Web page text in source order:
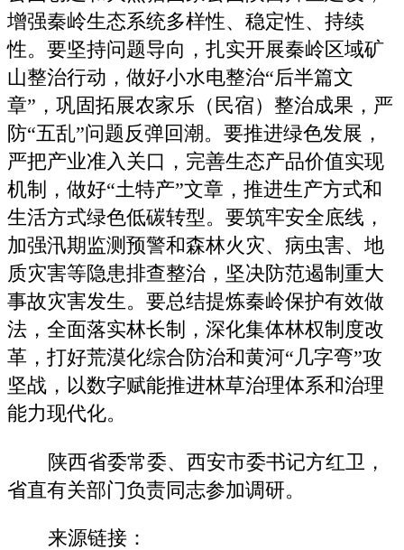
增强秦岭生态系统多样性、稳定性、持续
性。要坚持问题导向，扎实开展秦岭区域矿
山整治行动，做好小水电整治“后半篇文
章”，巩固拓展农家乐（民宿）整治成果，严
防“五乱”问题反弹回潮。要推进绿色发展，
严把产业准入关口，完善生态产品价值实现
机制，做好“土特产”文章，推进生产方式和
生活方式绿色低碳转型。要筑牢安全底线，
加强汛期监测预警和森林火灾、病虫害、地
质灾害等隐患排查整治，坚决防范遏制重大
事故灾害发生。要总结提炼秦岭保护有效做
法，全面落实林长制，深化集体林权制度改
革，打好荒漠化综合防治和黄河“几字弯”攻
坚战，以数字赋能推进林草治理体系和治理
能力现代化。
陕西省委常委、西安市委书记方红卫，
省直有关部门负责同志参加调研。
来源链接：